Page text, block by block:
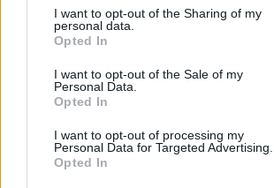
I want to opt-out of the Sharing of my
personal data.
Opted In
I want to opt-out of the Sale of my
Personal Data.
Opted In
I want to opt-out of processing my
Personal Data for Targeted Advertising.
Opted In